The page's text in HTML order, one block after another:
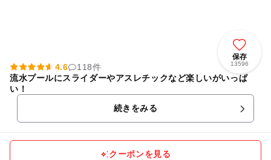
保存
13596
4.6
118件
流水プールにスライダーやアスレチックなど楽しいがいっぱ
い！
続きをみる
クーポンを見る